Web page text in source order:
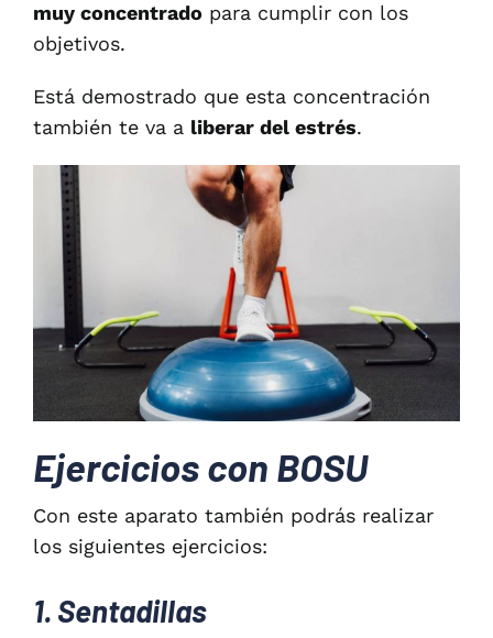
muy concentradopara cumplir con los
objetivos.
Está demostrado que esta concentración
también te va a liberar del estrés.
Ejercicios con BOSU
Con este aparato también podrás realizar
los siguientes ejercicios:
1. Sentadillas